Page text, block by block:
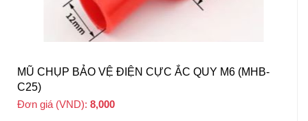
MŨ CHỤP BẢO VỆ ĐIỆN CỰC ẮC QUY M6 (MHB-
C25)
Đơn giá (VND): 8,000